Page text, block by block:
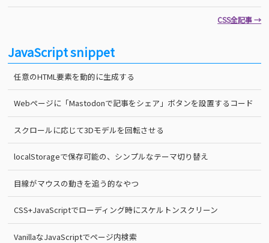
CSS全記事 →
JavaScript snippet
任意のHTML要素を動的に生成する
Webページに「Mastodonで記事をシェア」ボタンを設置するコード
スクロールに応じて3Dモデルを回転させる
localStorageで保存可能の、シンプルなテーマ切り替え
目線がマウスの動きを追う的なやつ
CSS+JavaScriptでローディング時にスケルトンスクリーン
VanillaなJavaScriptでページ内検索